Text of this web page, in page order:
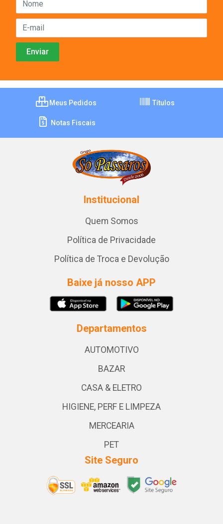
Meus Pedidos Títulos
Notas Fiscais
Institucional
Quem Somos
Política de Privacidade
Política de Troca e Devolução
Baixe já nosso APP
Departamentos
AUTOMOTIVO
BAZAR
CASA & ELETRO
HIGIENE, PERF E LIMPEZA
MERCEARIA
PET
Site Seguro